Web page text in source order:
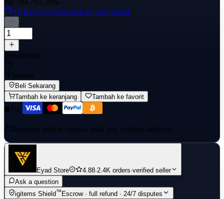
Rp 184.792-30%
+≈ Rp 5.167cash back to your wallet
Pengiriman
Instant
Beli Sekarang
Tambah ke keranjang
Tambah ke favorit
Payment held in escrow until you confirm delivery
Eyad Store 4.88·2.4K orders·verified seller
Ask a question
igitems Shield™Escrow · full refund · 24/7 disputes